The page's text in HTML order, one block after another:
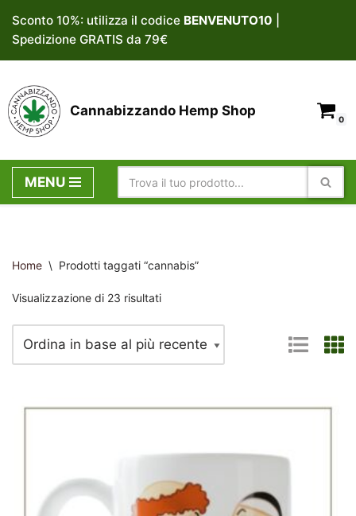
Vai
al
contenuto
Sconto 10%: utilizza il codice BENVENUTO10
Spedizione GRATIS da 79€
Cannabizzando Hemp Shop
0
MENU
Home \ Prodotti taggati “cannabis”
Visualizzazione di 23 risultati